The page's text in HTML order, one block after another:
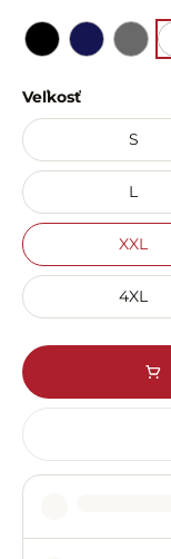
Veľkosť
S
L
XXL
4XL